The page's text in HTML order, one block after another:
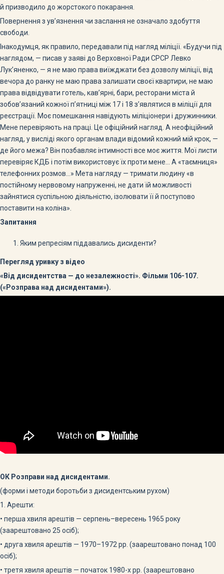
й призводило до жорстокого покарання.
Повернення з ув’язнення чи заслання не означало здобуття
свободи.
Інакодумця, як правило, передавали під нагляд міліції. «Будучи під
наглядом, — писав у заяві до Верховної Ради СРСР Левко
Лук’яненко, — я не маю права виїжджати без дозволу міліції, від
вечора до ранку не маю права залишати своєї квартири, не маю
права відвідувати готель, кав’ярні, бари, ресторани міста й
зобов’язаний кожної п’ятниці між 17 і 18 з’являтися в міліції для
реєстрації. Моє помешкання навідують міліціонери і дружинники.
Мене перевіряють на праці. Це офіційний нагляд. А неофіційний
нагляд, у висліді якого органам влади відомий кожний мій крок, —
де його межа? Він позбавляє інтимності все моє життя. Мої листи
перевіряє КДБ і потім використовує їх проти мене… А «таємниця»
телефонних розмов…» Мета нагляду — тримати людину «в
постійному нервовому напруженні, не дати їй можливості
зайнятися суспільною діяльністю, ізолювати її й поступово
поставити на коліна».
Запитання
Яким репресіям піддавались дисиденти?
Перегляд уривку з відео
«Від дисидентства — до незалежності». Фільми 106-107.
(«Розправа над дисидентами»).
ОК Розправи над дисидентами.
(форми і методи боротьби з дисидентським рухом)
1. Арешти:
• перша хвиля арештів — серпень–вересень 1965 року
(заарештовано 25 осіб);
• друга хвиля арештів — 1970–1972 pp. (заарештовано понад 100
осіб);
• третя хвиля арештів — початок 1980-х pp. (заарештовано